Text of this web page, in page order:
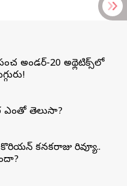
అండర్-20 అథ్లెటిక్స్‌లో
ఎంతో తెలుసా?
కొరియన్ కనకరాజు రివ్యూ..